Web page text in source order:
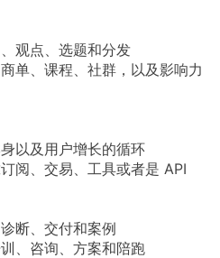
观点、选题和分发
单、课程、社群，以及影响力
以及用户增长的循环
阅、交易、工具或者是 API
断、交付和案例
、咨询、方案和陪跑